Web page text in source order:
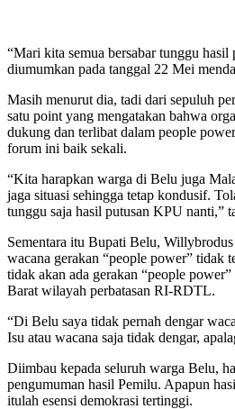
“Mari kita semua bersabar tunggu hasil
diumumkan pada tanggal 22 Mei
Masih menurut dia, tadi dari sepuluh
satu point yang mengatakan bahwa
dukung dan terlibat dalam people
forum ini baik sekali.
“Kita harapkan warga di Belu juga
jaga situasi sehingga tetap kondusif.
tunggu saja hasil putusan KPU nanti,”
Sementara itu Bupati Belu,
wacana gerakan “people power” tidak
tidak akan ada gerakan “people
Barat wilayah perbatasan RI-RDTL.
“Di Belu saya tidak pernah dengar
Isu atau wacana saja tidak dengar,
Diimbau kepada seluruh warga Belu,
pengumuman hasil Pemilu. Apapun
itulah esensi demokrasi tertinggi.